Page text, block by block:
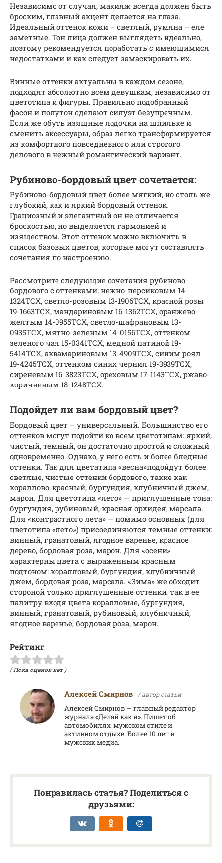
Независимо от случая, макияж всегда должен быть
броским, главный акцент делается на глаза.
Идеальный оттенок кожи – светлый, румяна – еле
заметные. Тон лица должен выглядеть идеально,
поэтому рекомендуется поработать с имеющимися
недостатками и как следует замаскировать их.
Винные оттенки актуальны в каждом сезоне,
подходят абсолютно всем девушкам, независимо от
цветотипа и фигуры. Правильно подобранный
фасон и полутон сделают силуэт безупречным.
Если же обуть изящные лодочки на шпильке и
сменить аксессуары, образ легко трансформируется
из комфортного повседневного или строгого
делового в нежный романтический вариант.
Рубиново-бордовый цвет сочетается:
Рубиново-бордовый цвет более мягкий, но столь же
глубокий, как и яркий бордовый оттенок.
Грациозный и элегантный он не отличается
броскостью, но выделяется гармонией и
изяществом. Этот оттенок можно включить в
список базовых цветов, которые могут составлять
сочетания по настроению.
Рассмотрите следующие сочетания рубиново-
бордового с оттенками: нежно-персиковым 14-
1324ТСХ, светло-розовым 13-1906ТСХ, красной розы
19-1663ТСХ, мандариновым 16-1362ТСХ, оранжево-
желтым 14-0955ТСХ, светло-шафрановым 13-
0935ТСХ, мятно-зеленым 14-0156ТСХ, оттенком
зеленого чая 15-0341ТСХ, медной патиной 19-
5414ТСХ, аквамариновым 13-4909ТСХ, синим роял
19-4245ТСХ, оттенком синих чернил 19-3939ТСХ,
сиреневым 16-3823ТСХ, ореховым 17-1143ТСХ, ржаво-
коричневым 18-1248ТСХ.
Подойдет ли вам бордовый цвет?
Бордовый цвет – универсальный. Большинство его
оттенков могут подойти ко всем цветотипам: яркий,
чистый, темный, он достаточно простой и сложный
одновременно. Однако, у него есть и более бледные
оттенки. Так для цветатипа «весна»подойдут более
светлые, чистые оттенки бордового, такие как
кораллово-красный, бургундия, клубничный джем,
марон. Для цветотипа «лето» — приглушенные тона:
бургундия, рубиновый, красная орхидея, марсала.
Для «контрастного лета» — помимо основных (для
цветотипа «лето») присоединяются темные оттенки:
винный, гранатовый, ягодное варенье, красное
дерево, бордовая роза, марон. Для «осени»
характерны цвета с выраженным красным
подтоном: коралловый, бургундия, клубничный
джем, бордовая роза, марсала. «Зима» же обходит
стороной только приглушенные оттенки, так в ее
палитру входя цвета коралловые, бургундия,
винный, гранатовый, рубиновый, клубничный,
ягодное варенье, бордовая роза, марон.
Рейтинг
( Пока оценок нет )
Алексей Смирнов / автор статьи
Алексей Смирнов — главный редактор
журнала «Делай как я». Пишет об
автомобилях, мужском стиле и
активном отдыхе. Более 10 лет в
мужских медиа.
Понравилась статья? Поделиться с
друзьями: